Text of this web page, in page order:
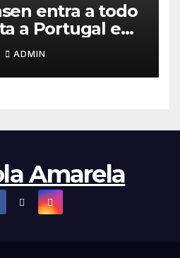
entra a todo
a Portugal e
da UAE
em Lisboa
ADMIN
Amarela